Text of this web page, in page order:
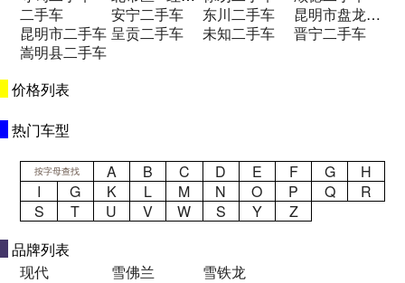
二手车
安宁二手车 东川二手车
昆明市盘龙区金马汽车广场内1栋二层二手车
昆明市二手车 呈贡二手车 未知二手车
晋宁二手车
嵩明县二手车
价格列表
热门车型
按字母查找 A B C D E F G
H
I
G K L M N O P Q
R
S
T U V W S Y
Z
品牌列表
现代
雪佛兰
雪铁龙